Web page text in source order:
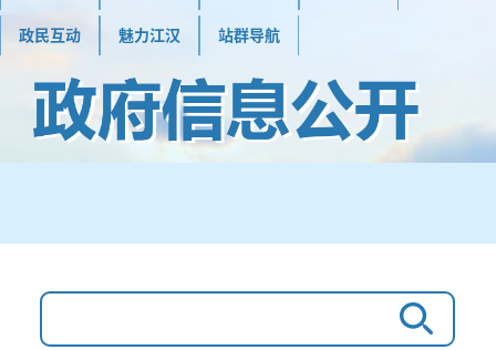
政民互动 魅力江汉 站群导航